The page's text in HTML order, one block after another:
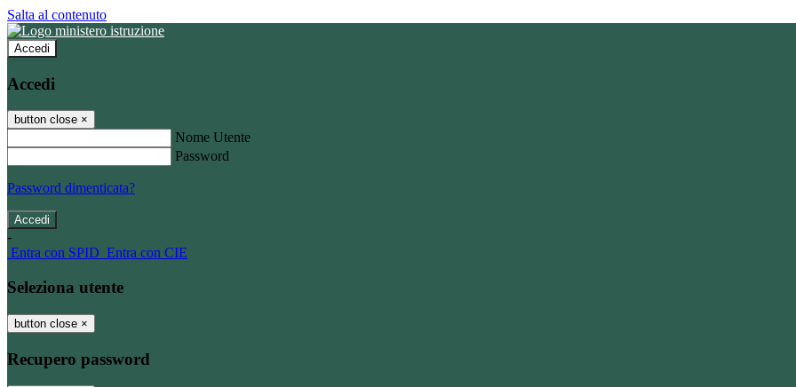
Salta al contenuto
Accedi
Accedi
button close ×
Nome Utente
Password
Password dimenticata?
-
Entra con SPID Entra con CIE
Seleziona utente
button close ×
Recupero password